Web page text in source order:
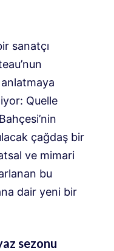
sanatçı
Quelle
çağdaş bir
ve mimari
bu
dair yeni bir
sezonu